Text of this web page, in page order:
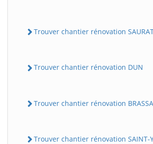
Trouver chantier rénovation
Trouver chantier rénovation DUN
Trouver chantier rénovation
Trouver chantier rénovation SAINT-